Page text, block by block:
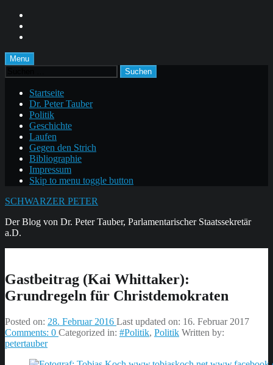
content
footer
Menu
Suchen
nach:
Startseite
Dr. Peter Tauber
Politik
Geschichte
Laufen
Gegen den Strich
Bibliographie
Impressum
Skip to menu toggle button
SCHWARZER PETER
Der Blog von Dr. Peter Tauber, Parlamentarischer Staatssekretär
a.D.
Gastbeitrag (Kai Whittaker):
Grundregeln für Christdemokraten
Posted on: 28. Februar 2016 Last updated on: 16. Februar 2017
Comments: 0 Categorized in: #Politik, Politik Written by:
petertauber